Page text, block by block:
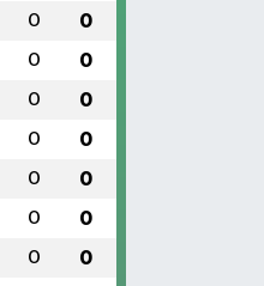
0 0
0 0
0 0
0 0
0 0
0 0
0 0